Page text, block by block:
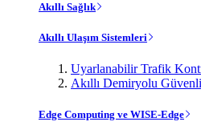
Akıllı Sağlık
Akıllı Ulaşım Sistemleri
Uyarlanabilir Trafik
Akıllı Demiryolu
Edge Computing ve WISE-Edge